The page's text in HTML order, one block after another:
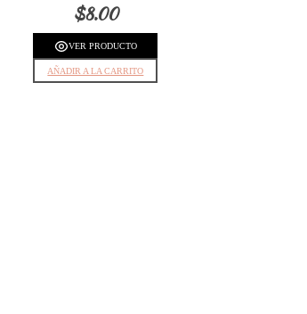
$8.00
VER PRODUCTO
AÑADIR A LA CARRITO